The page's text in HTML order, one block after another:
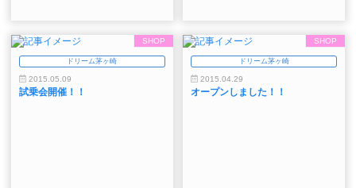
SHOP
ドリーム茅ヶ崎
2015.05.09
試乗会開催！！
SHOP
ドリーム茅ヶ崎
2015.04.29
オープンしました！！